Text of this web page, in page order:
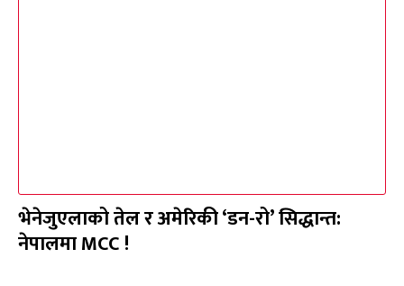
भेनेजुएलाको तेल र अमेरिकी ‘डन-रो’ सिद्धान्त:
नेपालमा MCC !